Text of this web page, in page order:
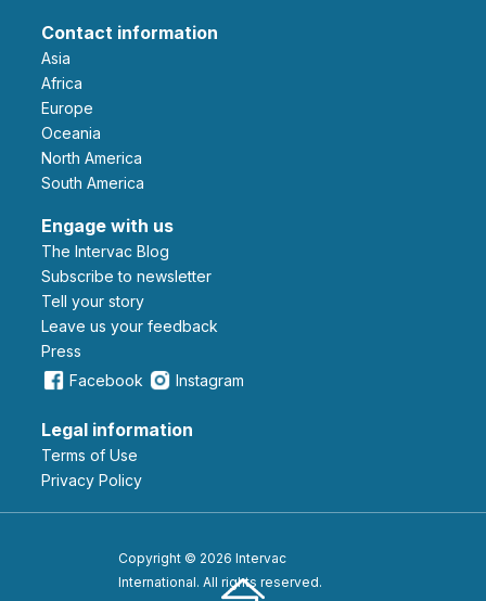
Contact information
Asia
Africa
Europe
Oceania
North America
South America
Engage with us
The Intervac Blog
Subscribe to newsletter
Tell your story
leave us your feedback
Press
Facebook
Instagram
Legal information
Terms of Use
Privacy Policy
Copyright © 2026 Intervac
International. All rights reserved.